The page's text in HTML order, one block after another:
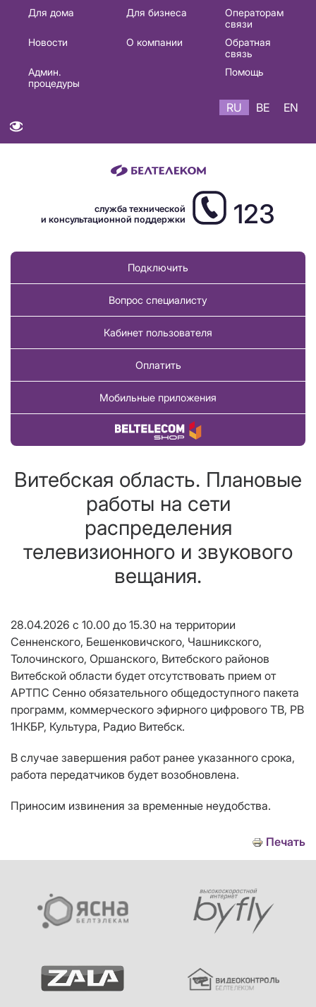
Основная
навигация
Для дома Для бизнеса
Операторам
связи
Новости
О компании
Обратная
связь
Админ.
процедуры
Помощь
RU BE EN
служба технической
и консультационной поддержки
123
Подключить
Вопрос специалисту
Кабинет пользователя
Оплатить
Мобильные приложения
Купить товар
Витебская область. Плановые
работы на сети
распределения
телевизионного и звукового
вещания.
28.04.2026 с 10.00 до 15.30 на территории
Сенненского, Бешенковичского, Чашникского,
Толочинского, Оршанского, Витебского районов
Витебской области будет отсутствовать прием от
АРТПС Сенно обязательного общедоступного пакета
программ, коммерческого эфирного цифрового ТВ, РВ
1НКБР, Культура, Радио Витебск.
В случае завершения работ ранее указанного срока,
работа передатчиков будет возобновлена.
Приносим извинения за временные неудобства.
Печать